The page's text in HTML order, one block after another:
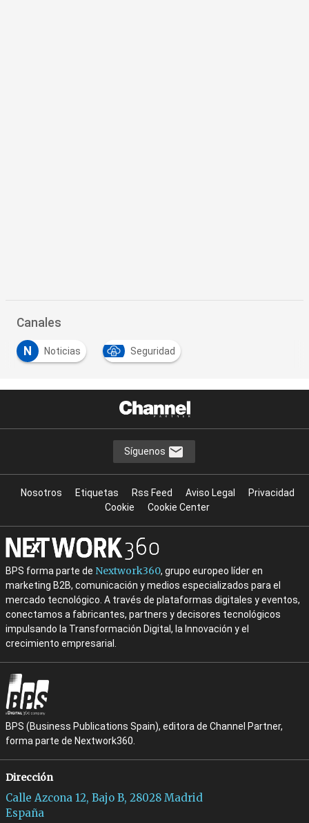
Canales
N Noticias Seguridad
Síguenos
Nosotros Etiquetas Rss Feed Aviso Legal
Privacidad
Cookie
Cookie Center
BPS forma parte de Nextwork360, grupo europeo líder en
marketing B2B, comunicación y medios especializados para el
mercado tecnológico. A través de plataformas digitales y eventos,
conectamos a fabricantes, partners y decisores tecnológicos
impulsando la Transformación Digital, la Innovación y el
crecimiento empresarial.
BPS (Business Publications Spain), editora de Channel Partner,
forma parte de Nextwork360.
Dirección
Calle Azcona 12, Bajo B, 28028 Madrid
España